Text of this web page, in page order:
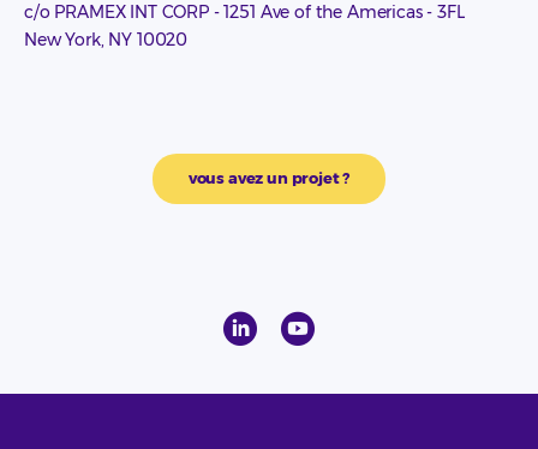
c/o PRAMEX INT CORP - 1251 Ave of the Americas - 3FL
New York, NY 10020
vous avez un projet ?